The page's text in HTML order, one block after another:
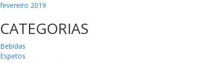
fevereiro 2019
CATEGORIAS
Bebidas
Espetos